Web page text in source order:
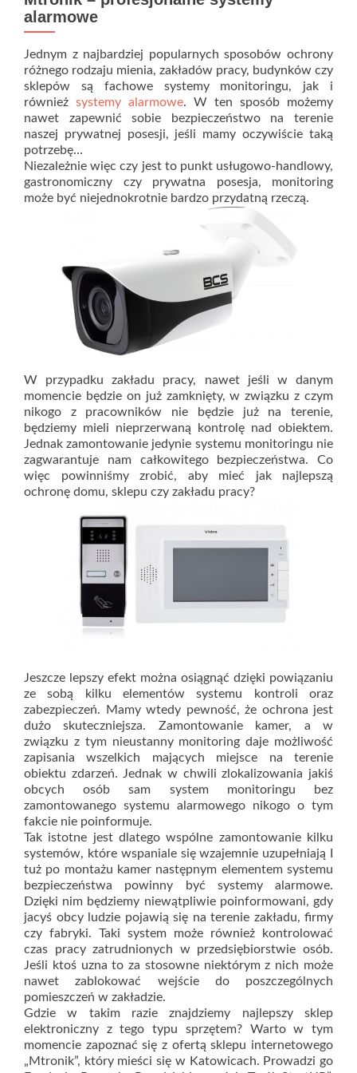
alarmowe
Jednym z najbardziej popularnych sposobów ochrony
różnego rodzaju mienia, zakładów pracy, budynków czy
sklepów są fachowe systemy monitoringu, jak i
również systemy alarmowe. W ten sposób możemy
nawet zapewnić sobie bezpieczeństwo na terenie
naszej prywatnej posesji, jeśli mamy oczywiście taką
potrzebę…
Niezależnie więc czy jest to punkt usługowo-handlowy,
gastronomiczny czy prywatna posesja, monitoring
może być niejednokrotnie bardzo przydatną rzeczą.
W przypadku zakładu pracy, nawet jeśli w danym
momencie będzie on już zamknięty, w związku z czym
nikogo z pracowników nie będzie już na terenie,
będziemy mieli nieprzerwaną kontrolę nad obiektem.
Jednak zamontowanie jedynie systemu monitoringu nie
zagwarantuje nam całkowitego bezpieczeństwa. Co
więc powinniśmy zrobić, aby mieć jak najlepszą
ochronę domu, sklepu czy zakładu pracy?
Jeszcze lepszy efekt można osiągnąć dzięki powiązaniu
ze sobą kilku elementów systemu kontroli oraz
zabezpieczeń. Mamy wtedy pewność, że ochrona jest
dużo skuteczniejsza. Zamontowanie kamer, a w
związku z tym nieustanny monitoring daje możliwość
zapisania wszelkich mających miejsce na terenie
obiektu zdarzeń. Jednak w chwili zlokalizowania jakiś
obcych osób sam system monitoringu bez
zamontowanego systemu alarmowego nikogo o tym
fakcie nie poinformuje.
Tak istotne jest dlatego wspólne zamontowanie kilku
systemów, które wspaniale się wzajemnie uzupełniają I
tuż po montażu kamer następnym elementem systemu
bezpieczeństwa powinny być systemy alarmowe.
Dzięki nim będziemy niewątpliwie poinformowani, gdy
jacyś obcy ludzie pojawią się na terenie zakładu, firmy
czy fabryki. Taki system może również kontrolować
czas pracy zatrudnionych w przedsiębiorstwie osób.
Jeśli ktoś uzna to za stosowne niektórym z nich może
nawet zablokować wejście do poszczególnych
pomieszczeń w zakładzie.
Gdzie w takim razie znajdziemy najlepszy sklep
elektroniczny z tego typu sprzętem? Warto w tym
momencie zapoznać się z ofertą sklepu internetowego
„Mtronik”, który mieści się w Katowicach. Prowadzi go